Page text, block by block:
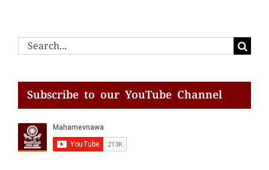
Search
Subscribe to our YouTube Channel